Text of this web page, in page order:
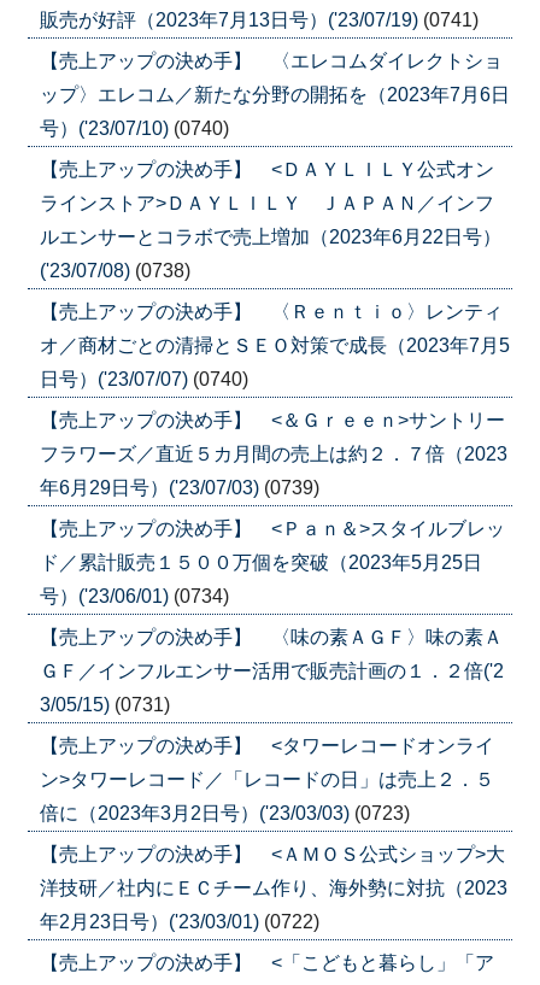
販売が好評（2023年7月13日号）('23/07/19) (0741)
【売上アップの決め手】 〈エレコムダイレクトショ
ップ〉エレコム／新たな分野の開拓を（2023年7月6日
号）('23/07/10) (0740)
【売上アップの決め手】 <ＤＡＹＬＩＬＹ公式オン
ラインストア>ＤＡＹＬＩＬＹ ＪＡＰＡＮ／インフ
ルエンサーとコラボで売上増加（2023年6月22日号）
('23/07/08) (0738)
【売上アップの決め手】 〈Ｒｅｎｔｉｏ〉レンティ
オ／商材ごとの清掃とＳＥＯ対策で成長（2023年7月5
日号）('23/07/07) (0740)
【売上アップの決め手】 <＆Ｇｒｅｅｎ>サントリー
フラワーズ／直近５カ月間の売上は約２．７倍（2023
年6月29日号）('23/07/03) (0739)
【売上アップの決め手】 <Ｐａｎ＆>スタイルブレッ
ド／累計販売１５００万個を突破（2023年5月25日
号）('23/06/01) (0734)
【売上アップの決め手】 〈味の素ＡＧＦ〉味の素Ａ
ＧＦ／インフルエンサー活用で販売計画の１．２倍('2
3/05/15) (0731)
【売上アップの決め手】 <タワーレコードオンライ
ン>タワーレコード／「レコードの日」は売上２．５
倍に（2023年3月2日号）('23/03/03) (0723)
【売上アップの決め手】 <ＡＭＯＳ公式ショップ>大
洋技研／社内にＥＣチーム作り、海外勢に対抗（2023
年2月23日号）('23/03/01) (0722)
【売上アップの決め手】 <「こどもと暮らし」「ア